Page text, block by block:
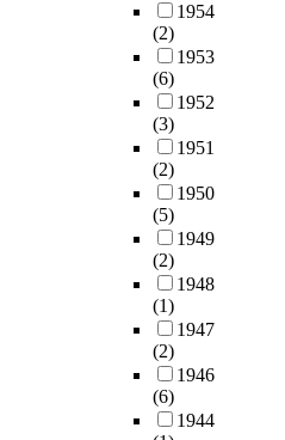
1954
(2)
1953
(6)
1952
(3)
1951
(2)
1950
(5)
1949
(2)
1948
(1)
1947
(2)
1946
(6)
1944